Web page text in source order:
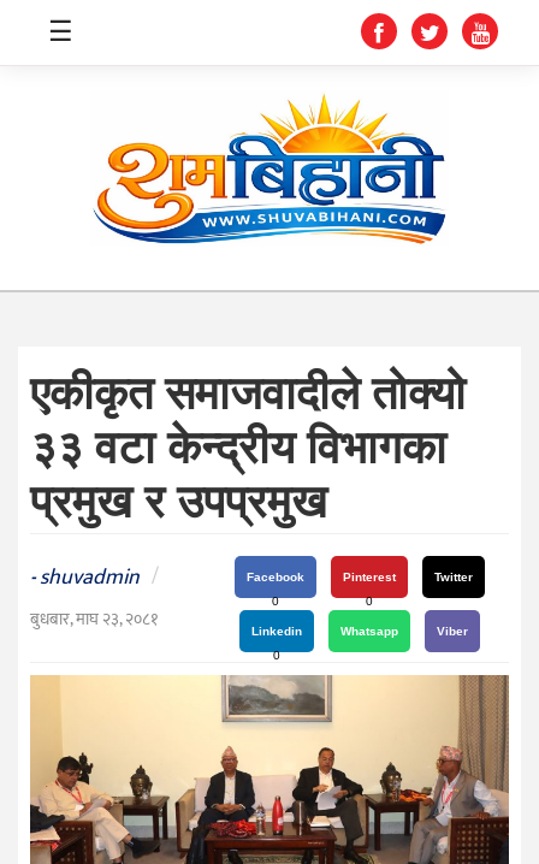
स्वास्थ्य
शिक्षा
संघीय
प्रविधि
जीवनशैली
दर्शन
/
संस्कृति
विचार
राजनीति
☰
एकीकृत समाजवादीले तोक्यो
३३ वटा केन्द्रीय विभागका
प्रमुख र उपप्रमुख
-shuvadmin /
बुधबार, माघ २३, २०८१
Facebook
0
Pinterest
0
Twitter
Linkedin
0
Whatsapp Viber